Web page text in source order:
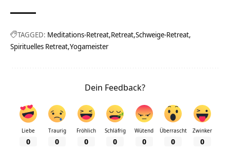
TAGGED: Meditations-Retreat Retreat Schweige-Retreat
Spirituelles Retreat Yogameister
Dein Feedback?
Liebe
0
Traurig
0
Fröhlich
0
Schläfrig
0
Wütend
0
Überrascht
0
Zwinker
0